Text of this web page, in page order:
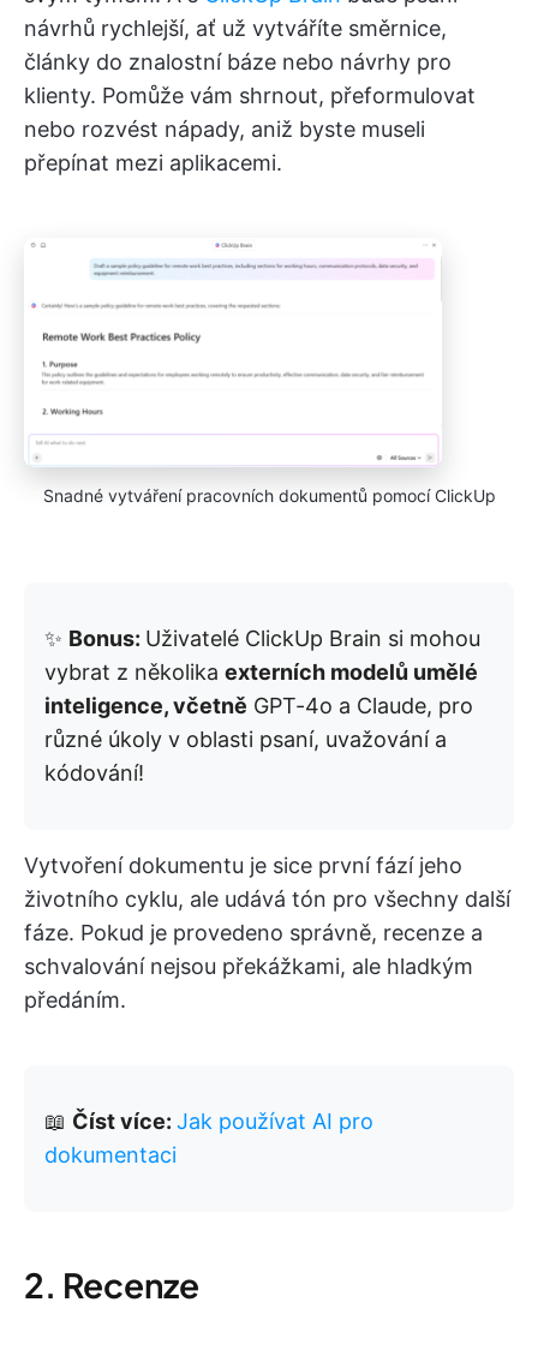
návrhů rychlejší, ať už vytváříte směrnice,
články do znalostní báze nebo návrhy pro
klienty. Pomůže vám shrnout, přeformulovat
nebo rozvést nápady, aniž byste museli
přepínat mezi aplikacemi.
Snadné vytváření pracovních dokumentů pomocí ClickUp
✨ Bonus: Uživatelé ClickUp Brain si mohou
vybrat z několika externích modelů umělé
inteligence, včetně GPT-4o a Claude, pro
různé úkoly v oblasti psaní, uvažování a
kódování!
Vytvoření dokumentu je sice první fází jeho
životního cyklu, ale udává tón pro všechny další
fáze. Pokud je provedeno správně, recenze a
schvalování nejsou překážkami, ale hladkým
předáním.
📖 Číst více: Jak používat AI pro
dokumentaci
2. Recenze